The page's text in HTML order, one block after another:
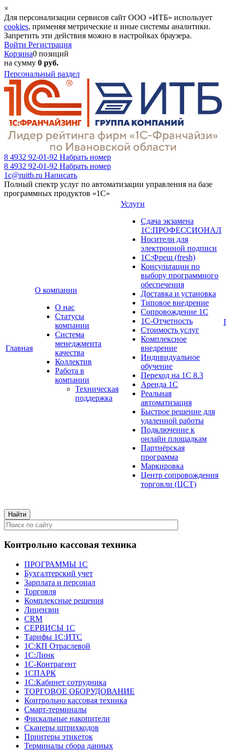
×
Для персонализации сервисов сайт ООО «ИТБ» использует
cookies, применяя метрические и иные системы аналитики.
Запретить эти действия можно в настройках браузера.
Войти Регистрация
Корзина0 позиций
на сумму 0 руб.
Персональный раздел
8 4932 92-01-92 Набрать номер
8 4932 92-01-92 Набрать номер
1c@ruitb.ru Написать
Полный спектр услуг по автоматизации управления на базе
программных продуктов «1С»
Главная
О компании
О нас
Cтатусы
компании
Система
менеджмента
качества
Коллектив
Работа в
компании
Техническая
поддержка
Услуги
Сдача экзамена
1С:ПРОФЕССИОНАЛ
Носители для
электронной подписи
1С:Фреш (fresh)
Консультации по
выбору программного
обеспечения
Доставка и установка
Типовое внедрение
Сопровождение 1С
1С-Отчетность
Стоимость услуг
Комплексное
внедрение
Индивидуальное
обучение
Переход на 1С 8.3
Аренда 1С
Реальная
автоматизация
Быстрое решение для
удаленной работы
Подключение к
онлайн площадкам
Партнёрская
программа
Маркировка
Центр сопровождения
торговли (ЦСТ)
Контрольно кассовая техника
ПРОГРАММЫ 1С
Бухгалтерский учет
Зарплата и персонал
Торговля
Комплексные решения
Лицензии
CRM
СЕРВИСЫ 1С
Тарифы 1С:ИТС
1С:КП Отраслевой
1С:Линк
1С-Контрагент
1СПАРК
1С:Кабинет сотрудника
ТОРГОВОЕ ОБОРУДОВАНИЕ
Контрольно кассовая техника
Смарт-терминалы
Фискальные накопители
Сканеры штрихкодов
Принтеры этикеток
Терминалы сбора данных